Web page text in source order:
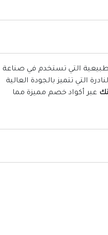
التي تستخدم في صناعة
التي تتميز بالجودة العالية
عبر أكواد خصم مميزة مما